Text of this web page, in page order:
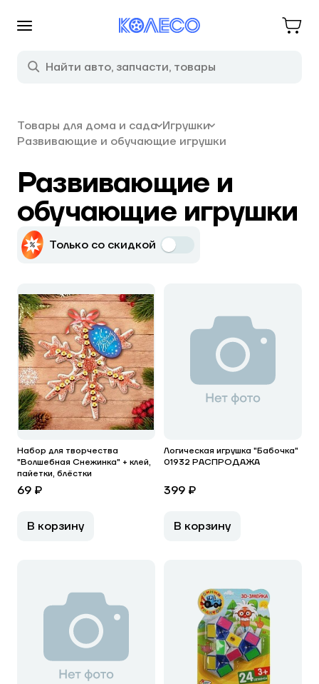
Товары для дома и сада Игрушки
Развивающие и обучающие игрушки
Развивающие и
обучающие игрушки
Только со скидкой
Набор для творчества
"Волшебная Снежинка" + клей,
пайетки, блёстки
69 ₽
В корзину
Логическая игрушка "Бабочка"
01932 РАСПРОДАЖА
399 ₽
В корзину